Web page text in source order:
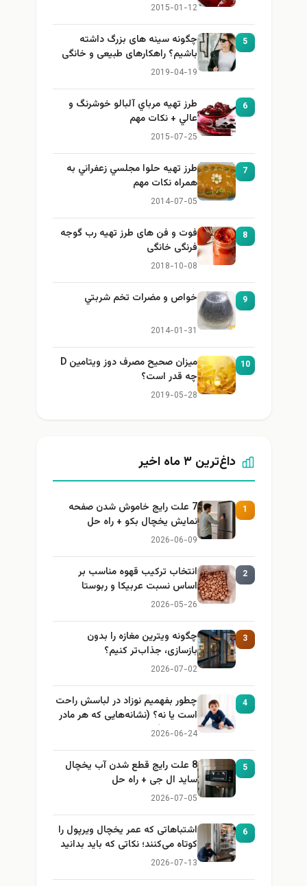
2015-01-12
چگونه سینه های بزرگ داشته
باشیم؟ راهکارهای طبیعی و خانگی
برای بزرگ کردن سینه
2019-04-19
طرز تهيه مرباي آلبالو خوشرنگ و
عالي + نكات مهم
2015-07-25
طرز تهيه حلوا مجلسي زعفراني به
همراه نكات مهم
2014-07-05
فوت و فن های طرز تهیه رب گوجه
فرنگی خانگی
2018-10-08
خواص و مضرات تخم شربتي
2014-01-31
میزان صحیح مصرف دوز ویتامین D
چه قدر است؟
2019-05-28
7 علت رایج خاموش شدن صفحه
نمایش یخچال بکو + راه حل
2026-06-09
انتخاب ترکیب قهوه مناسب بر
اساس نسبت عربیکا و ربوستا
2026-05-26
چگونه ویترین مغازه را بدون
بازسازی، جذاب‌تر کنیم؟
2026-07-02
چطور بفهمیم نوزاد در لباسش راحت
است یا نه؟ (نشانه‌هایی که هر مادر
باید بداند)
2026-06-24
8 علت رایج قطع شدن آب یخچال
ساید ال جی + راه حل
2026-07-05
اشتباهاتی که عمر یخچال ویرپول را
کوتاه می‌کنند؛ نکاتی که باید بدانید
2026-07-13